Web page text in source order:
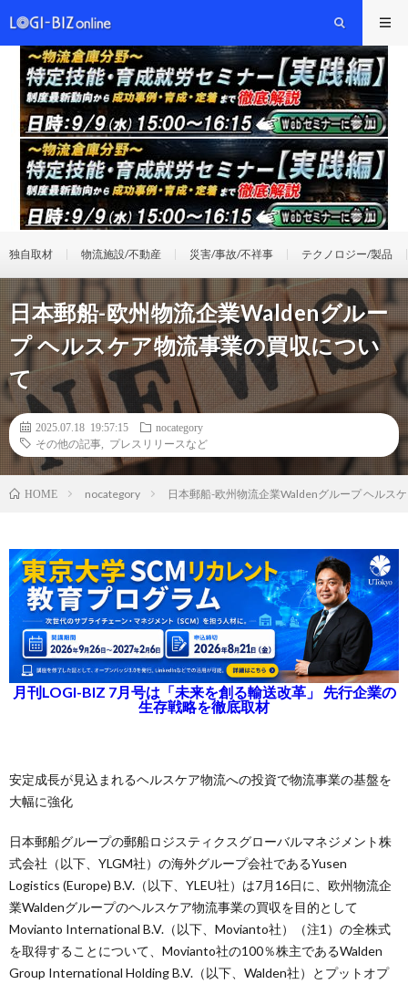
独自取材 物流施設/不動産 災害/事故/不祥事 テクノロジー/製品
日本郵船-欧州物流企業Waldenグルー
プ ヘルスケア物流事業の買収につい
て
2025.07.18 19:57:15
nocategory
その他の記事
プレスリリースなど
HOME nocategory 日本郵船-欧州物流企業Waldenグループ ヘルス
月刊LOGI-BIZ 7月号は「未来を創る輸送改革」 先行企業の
生存戦略を徹底取材
安定成長が見込まれるヘルスケア物流への投資で物流事業の基盤を
大幅に強化
日本郵船グループの郵船ロジスティクスグローバルマネジメント株
式会社（以下、YLGM社）の海外グループ会社であるYusen
Logistics (Europe) B.V.（以下、YLEU社）は7月16日に、欧州物流企
業Waldenグループのヘルスケア物流事業の買収を目的として
Movianto International B.V.（以下、Movianto社）（注1）の全株式
を取得することについて、Movianto社の100％株主であるWalden
Group International Holding B.V.（以下、Walden社）とプットオプ